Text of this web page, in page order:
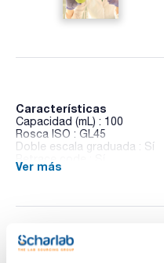
Características
Capacidad (mL) : 100
Rosca ISO : GL45
Doble escala graduada : Sí
Pack (u.) : 10
Ver más
Te puede interesar